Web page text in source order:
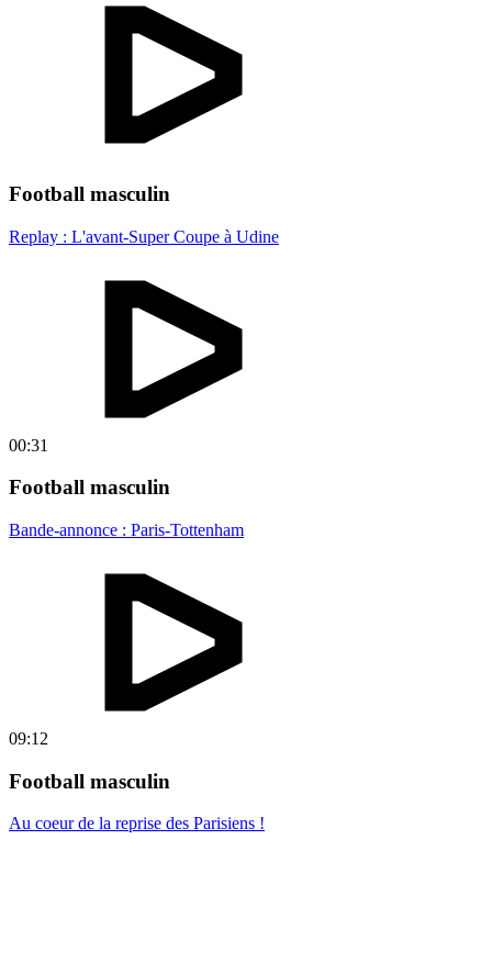
Football masculin
Replay : L'avant-Super Coupe à Udine
00:31
Football masculin
Bande-annonce : Paris-Tottenham
09:12
Football masculin
Au coeur de la reprise des Parisiens !